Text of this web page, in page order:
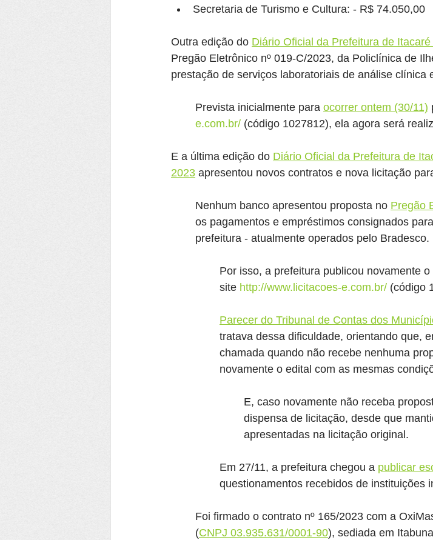
Secretaria de Turismo e Cultura: - R$ 74.050,00
Outra edição do Diário Oficial da Prefeitura de
Pregão Eletrônico nº 019-C/2023, da Policlínica de
prestação de serviços laboratoriais de análise clínica
Prevista inicialmente para ocorrer ontem (30/11)
e.com.br/ (código 1027812), ela agora será
E a última edição do Diário Oficial da Prefeitura de
2023 apresentou novos contratos e nova licitação
Nenhum banco apresentou proposta no Pregão
os pagamentos e empréstimos consignados
prefeitura - atualmente operados pelo Bradesco.
Por isso, a prefeitura publicou novamente o
site http://www.licitacoes-e.com.br/ (código
Parecer do Tribunal de Contas dos
tratava dessa dificuldade, orientando que,
chamada quando não recebe nenhuma
novamente o edital com as mesmas
E, caso novamente não receba
dispensa de licitação, desde que
apresentadas na licitação original.
Em 27/11, a prefeitura chegou a publicar
questionamentos recebidos de instituições
Foi firmado o contrato nº 165/2023 com a
(CNPJ 03.935.631/0001-90), sediada em